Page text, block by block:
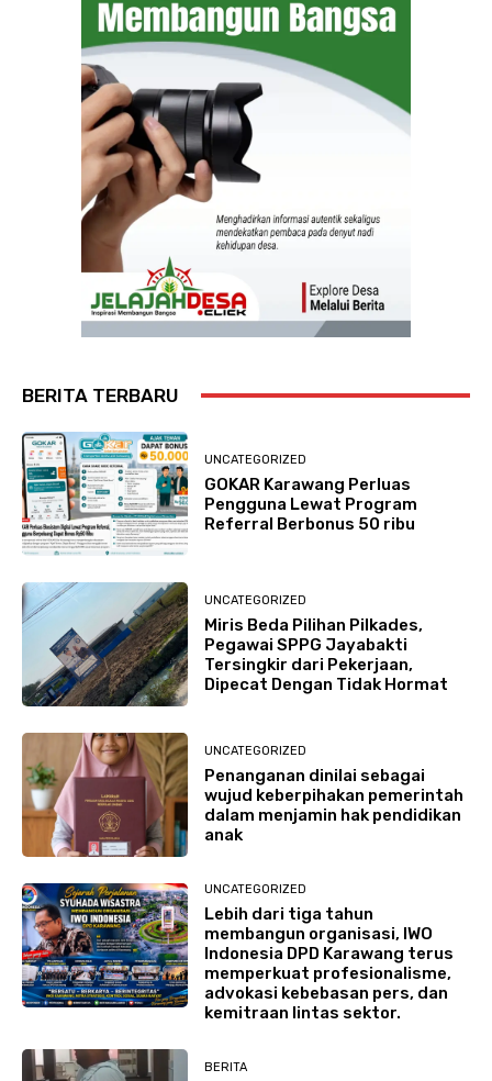
BERITA TERBARU
UNCATEGORIZED
GOKAR Karawang Perluas
Pengguna Lewat Program
Referral Berbonus 50 ribu
UNCATEGORIZED
Miris Beda Pilihan Pilkades,
Pegawai SPPG Jayabakti
Tersingkir dari Pekerjaan,
Dipecat Dengan Tidak Hormat
UNCATEGORIZED
Penanganan dinilai sebagai
wujud keberpihakan pemerintah
dalam menjamin hak pendidikan
anak
UNCATEGORIZED
Lebih dari tiga tahun
membangun organisasi, IWO
Indonesia DPD Karawang terus
memperkuat profesionalisme,
advokasi kebebasan pers, dan
kemitraan lintas sektor.
BERITA